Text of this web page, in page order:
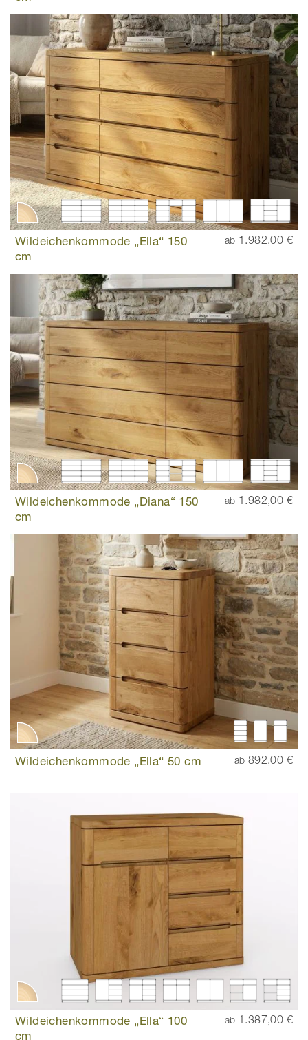
Wildeichenkommode „Ella“ 150
cm
ab 1.982,00 €
Wildeichenkommode „Diana“ 150
cm
ab 1.982,00 €
Wildeichenkommode „Ella“ 50 cm ab 892,00 €
Wildeichenkommode „Ella“ 100
cm
ab 1.387,00 €